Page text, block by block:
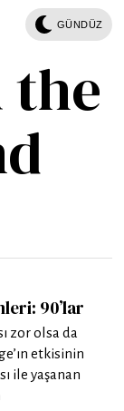
GÜNDÜZ
the
90’lar
zor olsa da
etkisinin
ile yaşanan